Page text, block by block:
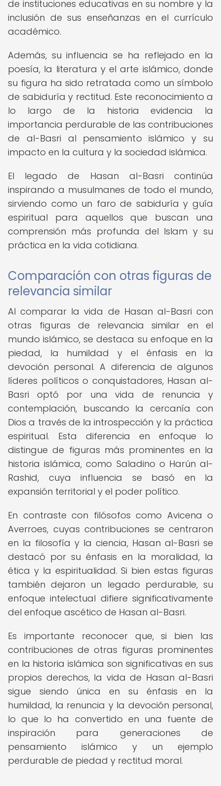
de instituciones educativas en su nombre y la
inclusión de sus enseñanzas en el currículo
académico.
Además, su influencia se ha reflejado en la
poesía, la literatura y el arte islámico, donde
su figura ha sido retratada como un símbolo
de sabiduría y rectitud. Este reconocimiento a
lo largo de la historia evidencia la
importancia perdurable de las contribuciones
de al-Basri al pensamiento islámico y su
impacto en la cultura y la sociedad islámica.
El legado de Hasan al-Basri continúa
inspirando a musulmanes de todo el mundo,
sirviendo como un faro de sabiduría y guía
espiritual para aquellos que buscan una
comprensión más profunda del Islam y su
práctica en la vida cotidiana.
Comparación con otras figuras de
relevancia similar
Al comparar la vida de Hasan al-Basri con
otras figuras de relevancia similar en el
mundo islámico, se destaca su enfoque en la
piedad, la humildad y el énfasis en la
devoción personal. A diferencia de algunos
líderes políticos o conquistadores, Hasan al-
Basri optó por una vida de renuncia y
contemplación, buscando la cercanía con
Dios a través de la introspección y la práctica
espiritual. Esta diferencia en enfoque lo
distingue de figuras más prominentes en la
historia islámica, como Saladino o Harún al-
Rashid, cuya influencia se basó en la
expansión territorial y el poder político.
En contraste con filósofos como Avicena o
Averroes, cuyas contribuciones se centraron
en la filosofía y la ciencia, Hasan al-Basri se
destacó por su énfasis en la moralidad, la
ética y la espiritualidad. Si bien estas figuras
también dejaron un legado perdurable, su
enfoque intelectual difiere significativamente
del enfoque ascético de Hasan al-Basri.
Es importante reconocer que, si bien las
contribuciones de otras figuras prominentes
en la historia islámica son significativas en sus
propios derechos, la vida de Hasan al-Basri
sigue siendo única en su énfasis en la
humildad, la renuncia y la devoción personal,
lo que lo ha convertido en una fuente de
inspiración para generaciones de
pensamiento islámico y un ejemplo
perdurable de piedad y rectitud moral.